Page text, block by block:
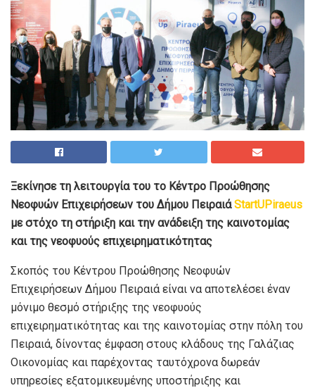
Ξεκίνησε τη λειτουργία του το Κέντρο Προώθησης
Νεοφυών Επιχειρήσεων του Δήμου ΠειραιάStartUPiraeus
με στόχο τη στήριξη και την ανάδειξη της καινοτομίας
και της νεοφυούς επιχειρηματικότητας
Σκοπός του Κέντρου Προώθησης Νεοφυών
Επιχειρήσεων Δήμου Πειραιά είναι να αποτελέσει έναν
μόνιμο θεσμό στήριξης της νεοφυούς
επιχειρηματικότητας και της καινοτομίας στην πόλη του
Πειραιά, δίνοντας έμφαση στους κλάδους της Γαλάζιας
Οικονομίας και παρέχοντας ταυτόχρονα δωρεάν
υπηρεσίες εξατομικευμένης υποστήριξης και